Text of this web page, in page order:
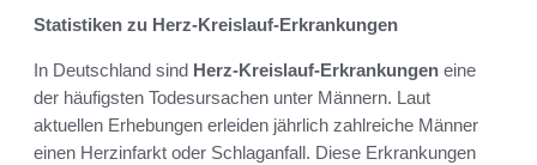
Statistiken zu Herz-Kreislauf-Erkrankungen
In Deutschland sind Herz-Kreislauf-Erkrankungen eine
der häufigsten Todesursachen unter Männern. Laut
aktuellen Erhebungen erleiden jährlich zahlreiche Männer
einen Herzinfarkt oder Schlaganfall. Diese Erkrankungen